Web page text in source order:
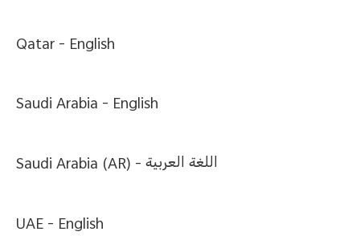
Qatar - English
Saudi Arabia - English
Saudi Arabia (AR) -اللغة العربية
UAE - English